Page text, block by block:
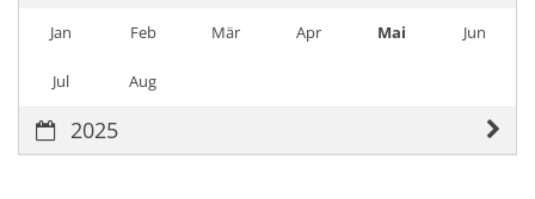
Jan Feb Mär Apr Mai Jun
Jul Aug
2025